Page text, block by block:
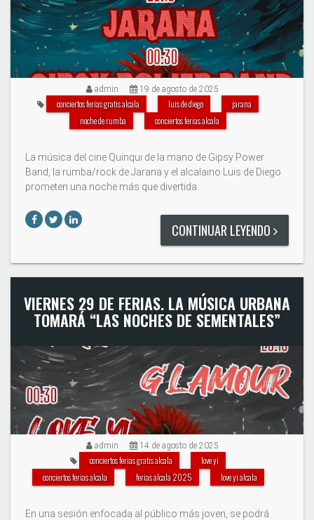
admin 19 de agosto de 2025
conciertos ferias gratis alcala luis de diego
jarana
noche de rumba
conciertos ferias alcala
La música del cine Quinqui de la mano de Gipsy Power
Band, la rumba/rock de Jarana y el alcalaino Luis de Diego
prometen una noche más que divertida.
CONTINUAR LEYENDO
VIERNES 29 DE FERIAS. LA MÚSICA URBANA
TOMARÁ “LAS NOCHES DE SEMENTALES”
admin 14 de agosto de 2025
conciertos ferias gratis alcala
love yi
conciertos ferias alcala
ferias alcala 2025 love yi alcala
En una sesión enfocada al público más joven, se podrá